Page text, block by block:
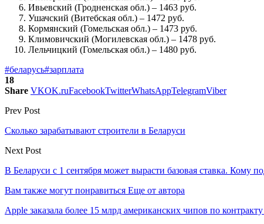
Ивьевский (Гродненская обл.) – 1463 руб.
Ушачский (Витебская обл.) – 1472 руб.
Кормянский (Гомельская обл.) – 1473 руб.
Климовичский (Могилевская обл.) – 1478 руб.
Лельчицкий (Гомельская обл.) – 1480 руб.
#беларусь#зарплата
18
Share VKOK.ruFacebookTwitterWhatsAppTelegramViber
Prev Post
Сколько зарабатывают строители в Беларуси
Next Post
В Беларуси с 1 сентября может вырасти базовая ставка. Кому
Вам также могут понравиться Еще от автора
Apple заказала более 15 млрд американских чипов по